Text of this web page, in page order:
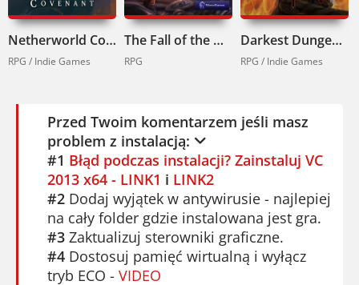
The First Berserker: Khazan to gra dla
tych, którzy lubią wyzwania. Jeśli nie boisz
się powtarzać walk, uczyć się bossów i
Netherworld Covenant Pobierz
RPG / Indie Games
The Fall of the Dungeon Guardians Enhanced Edition Pobierz
RPG
Darkest Dungeon Pobierz
RPG / Indie Games
Przed Twoim komentarzem jeśli masz
problem z instalacją:
#1 Błąd podczas instalacji? Zainstaluj VC
2013 x64 - LINK1 i LINK2
#2 Dodaj wyjątek w antywirusie - najlepiej
na cały folder gdzie instalowana jest gra.
#3 Zaktualizuj sterowniki graficzne.
#4 Dostosuj pamięć wirtualną i wyłącz
tryb ECO - VIDEO